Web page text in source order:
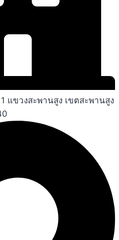
แขวงสะพานสูง เขตสะพานสูง